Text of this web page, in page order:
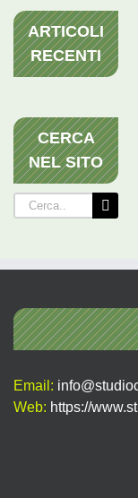
ARTICOLI
RECENTI
CERCA
NEL SITO
Cerca
per:
Email:
Web: https://